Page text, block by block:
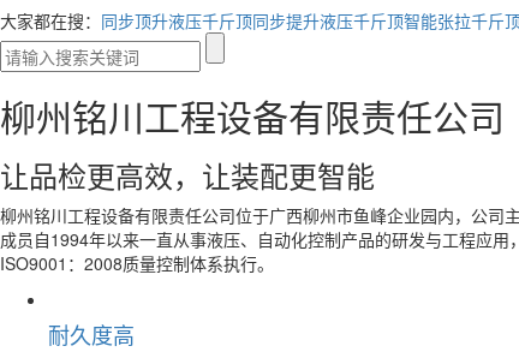
大家都在搜： 同步顶升液压千斤顶同步提升液压千斤顶智能张拉千斤
柳州铭川工程设备有限责任公司
让品检更高效，让装配更智能
柳州铭川工程设备有限责任公司位于广西柳州市鱼峰企业园内，公
成员自1994年以来一直从事液压、自动化控制产品的研发与工程应
ISO9001：2008质量控制体系执行。
耐久度高